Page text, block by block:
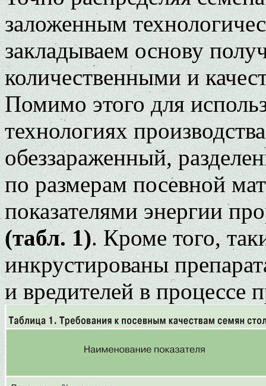
заложенным
закладываем основу
количественными и
Помимо этого для
технологиях
обеззараженный,
по размерам посевной
показателями энергии
(табл. 1). Кроме того,
инкрустированы
и вредителей в процессе